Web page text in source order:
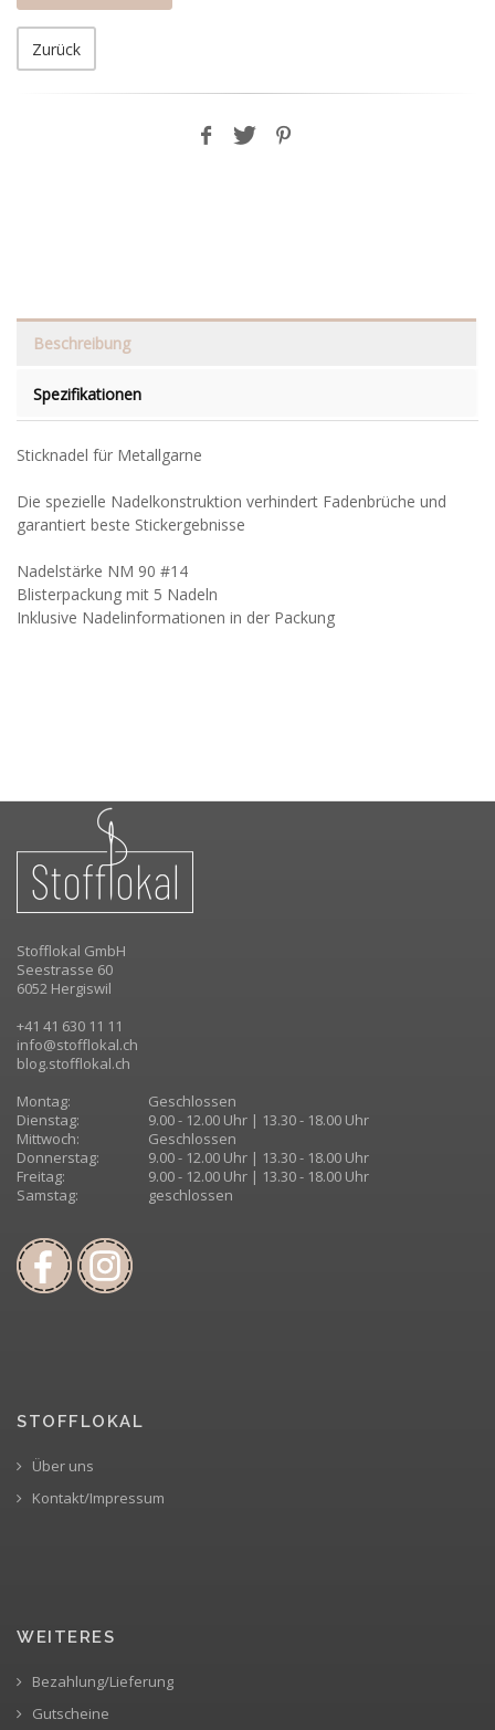
Zurück
Beschreibung
Spezifikationen
Sticknadel für Metallgarne
Die spezielle Nadelkonstruktion verhindert Fadenbrüche und
garantiert beste Stickergebnisse
Nadelstärke NM 90 #14
Blisterpackung mit 5 Nadeln
Inklusive Nadelinformationen in der Packung
Stofflokal GmbH
Seestrasse 60
6052 Hergiswil
+41 41 630 11 11
info@stofflokal.ch
blog.stofflokal.ch
Montag:
Geschlossen
Dienstag:
9.00 - 12.00 Uhr | 13.30 - 18.00 Uhr
Mittwoch:
Geschlossen
Donnerstag:
9.00 - 12.00 Uhr | 13.30 - 18.00 Uhr
Freitag:
9.00 - 12.00 Uhr | 13.30 - 18.00 Uhr
Samstag:
geschlossen
STOFFLOKAL
Über uns
Kontakt/Impressum
WEITERES
Bezahlung/Lieferung
Gutscheine